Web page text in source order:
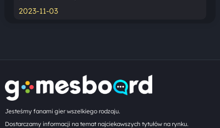
2023-11-03
Jesteśmy fanami gier wszelkiego rodzaju.
Dostarczamy informacji na temat najciekawszych tytułów na rynku.